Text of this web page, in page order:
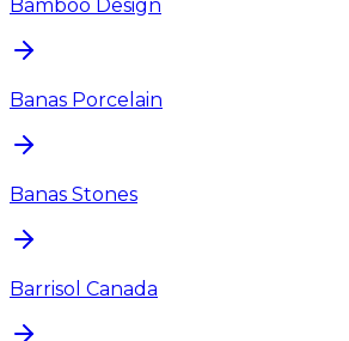
Bamboo Design
Banas Porcelain
Banas Stones
Barrisol Canada